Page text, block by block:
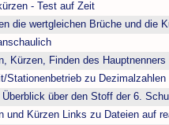
- Test auf Zeit
die wertgleichen Brüche und die
Kürzen, Finden des Hauptnenners
Stationenbetrieb zu Dezimalzahlen
Überblick über den Stoff der 6.
und Kürzen Links zu Dateien auf